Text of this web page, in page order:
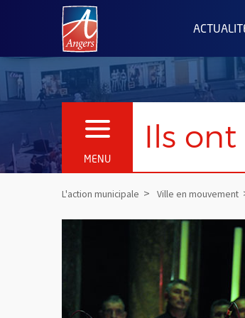
Angers.fr : Retour à l'accueil
MENU
OUVRIR LE MENU Ils
L'action municipale Ville en mouvement